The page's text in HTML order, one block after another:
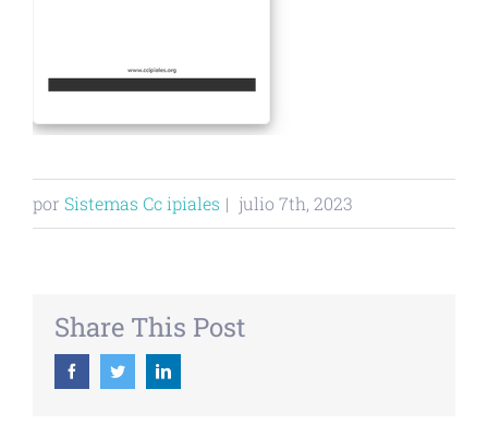
por Sistemas Cc ipiales | julio 7th, 2023
Share This Post
FacebookTwitterLinkedin